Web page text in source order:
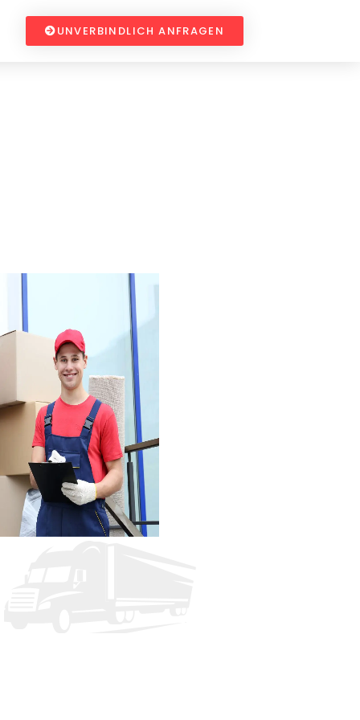
UNVERBINDLICH ANFRAGEN